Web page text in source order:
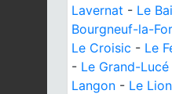
Lavernat - Le
Bourgneuf-la-
Le Croisic - Le
- Le Grand-Lucé
Langon - Le